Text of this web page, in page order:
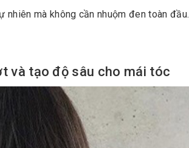
mà không cần nhuộm đen toàn đầu.
và tạo độ sâu cho mái tóc